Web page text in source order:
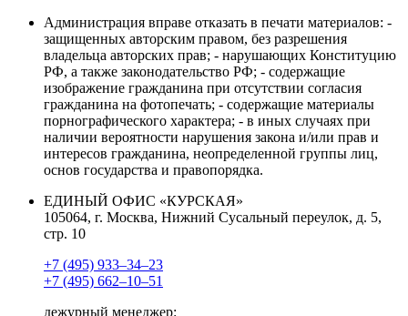
Администрация вправе отказать в печати материалов: -
защищенных авторским правом, без разрешения
владельца авторских прав; - нарушающих Конституцию
РФ, а также законодательство РФ; - содержащие
изображение гражданина при отсутствии согласия
гражданина на фотопечать; - содержащие материалы
порнографического характера; - в иных случаях при
наличии вероятности нарушения закона и/или прав и
интересов гражданина, неопределенной группы лиц,
основ государства и правопорядка.
ЕДИНЫЙ ОФИС «КУРСКАЯ»
105064, г. Москва, Нижний Сусальный переулок, д. 5,
стр. 10
+7 (495) 933–34–23
+7 (495) 662–10–51
дежурный менеджер: